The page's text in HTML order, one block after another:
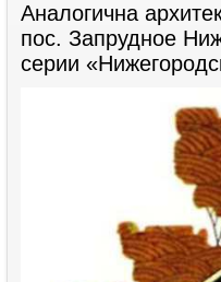
Аналогична
пос. Запрудное
серии